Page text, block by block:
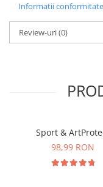
Informatii
Review-uri(0)
Sport &
98,99 RON